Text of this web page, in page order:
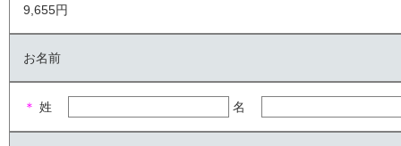
9,655円
お名前
＊ 姓 名